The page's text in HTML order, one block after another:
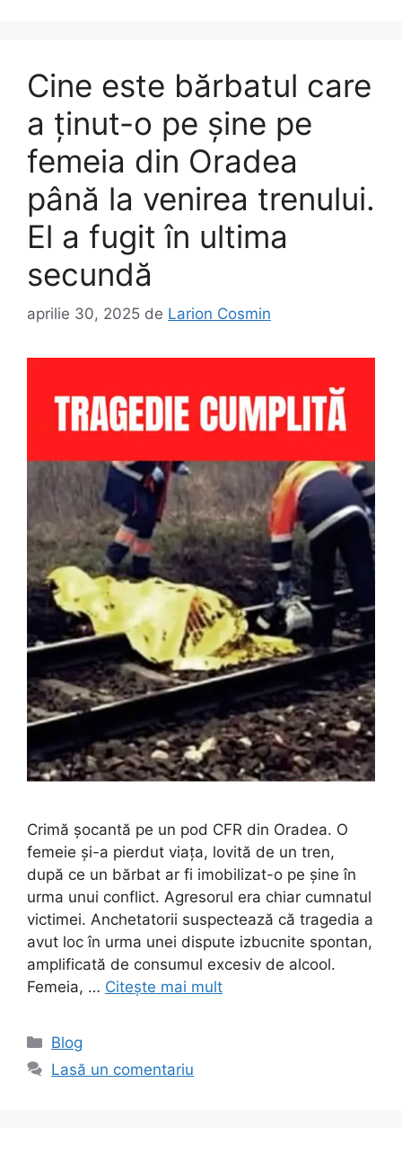
Cine este bărbatul care
a ţinut-o pe şine pe
femeia din Oradea
până la venirea trenului.
El a fugit în ultima
secundă
aprilie 30, 2025 de Larion Cosmin
Crimă șocantă pe un pod CFR din Oradea. O
femeie și-a pierdut viața, lovită de un tren,
după ce un bărbat ar fi imobilizat-o pe șine în
urma unui conflict. Agresorul era chiar cumnatul
victimei. Anchetatorii suspectează că tragedia a
avut loc în urma unei dispute izbucnite spontan,
amplificată de consumul excesiv de alcool.
Femeia, … Citește mai mult
Categorii
Blog
Lasă un comentariu